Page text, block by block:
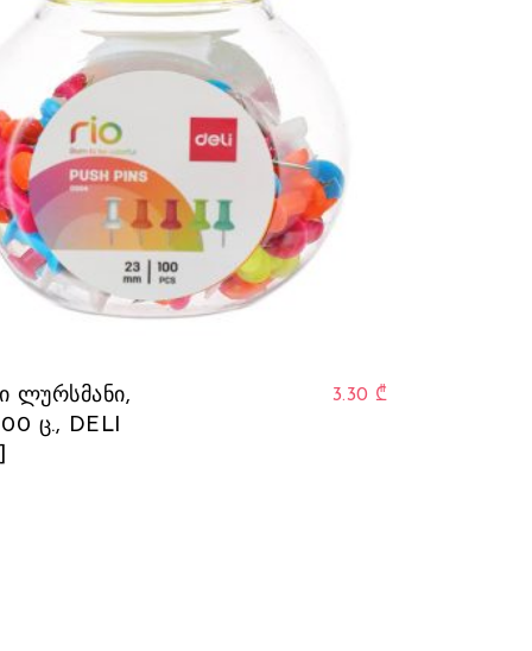
ლურსმანი,
ც., DELI
3.30 ₾